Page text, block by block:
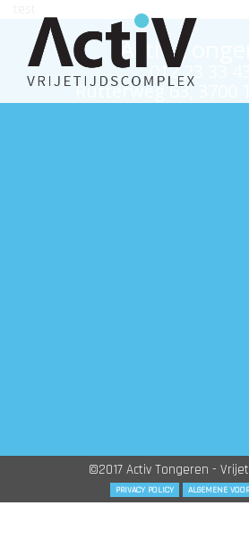
Activ
012 23 33 43
Rutterweg 63, 3700
©2017 Activ Tongeren -
PRIVACY POLICY ALGEMENE